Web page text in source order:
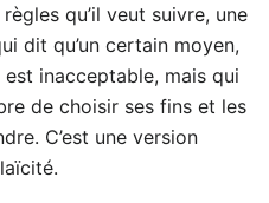
qu’il veut suivre, une
dit qu’un certain moyen,
inacceptable, mais qui
de choisir ses fins et les
C’est une version